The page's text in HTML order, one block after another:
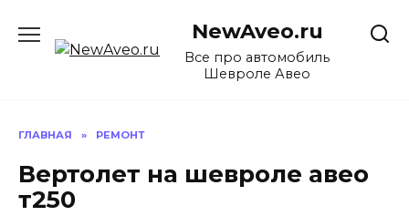
содержанию
NewAveo.ru
Все про автомобиль
Шевроле Авео
ГЛАВНАЯ » РЕМОНТ
Вертолет на шевроле авео
т250